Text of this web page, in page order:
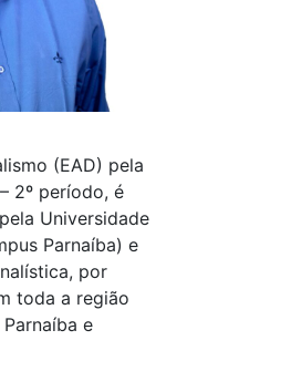
(EAD) pela
2º período, é
Universidade
Parnaíba) e
por
toda a região
e